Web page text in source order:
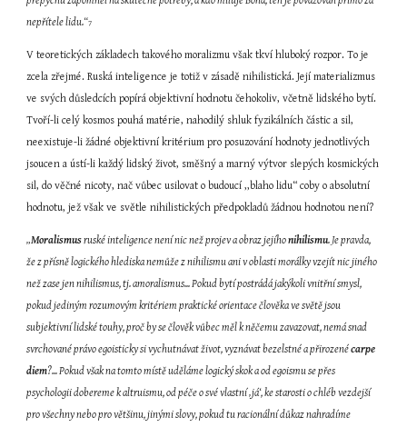
nepřítele lidu.“7
V teoretických základech takového moralizmu však tkví hluboký rozpor. To je
zcela zřejmé. Ruská inteligence je totiž v zásadě nihilistická. Její materializmus
ve svých důsledcích popírá objektivní hodnotu čehokoliv, včetně lidského bytí.
Tvoří-li celý kosmos pouhá matérie, nahodilý shluk fyzikálních částic a sil,
neexistuje-li žádné objektivní kritérium pro posuzování hodnoty jednotlivých
jsoucen a ústí-li každý lidský život, směšný a marný výtvor slepých kosmických
sil, do věčné nicoty, nač vůbec usilovat o budoucí ,,blaho lidu“ coby o absolutní
hodnotu, jež však ve světle nihilistických předpokladů žádnou hodnotou není?
„Moralismus ruské inteligence není nic než projev a obraz jejího nihilismu. Je pravda,
že z přísně logického hlediska nemůže z nihilismu ani v oblasti morálky vzejít nic jiného
než zase jen nihilismus, tj. amoralismus... Pokud bytí postrádá jakýkoli vnitřní smysl,
pokud jediným rozumovým kritériem praktické orientace člověka ve světě jsou
subjektivní lidské touhy, proč by se člověk vůbec měl k něčemu zavazovat, nemá snad
svrchované právo egoisticky si vychutnávat život, vyznávat bezelstné a přirozené carpe
diem?... Pokud však na tomto místě uděláme logický skok a od egoismu se přes
psychologii dobereme k altruismu, od péče o své vlastní ‚já‘, ke starosti o chléb vezdejší
pro všechny nebo pro většinu, jinými slovy, pokud tu racionální důkaz nahradíme